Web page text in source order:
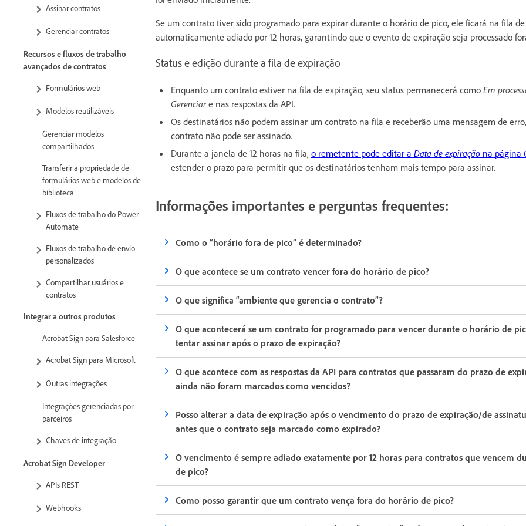
Assinar contratos
Gerenciar contratos
Recursos e fluxos de trabalho
avançados de contratos
Formulários web
Modelos reutilizáveis
Gerenciar modelos
compartilhados
Transferir a propriedade de
formulários web e modelos de
biblioteca
Fluxos de trabalho do Power
Automate
Fluxos de trabalho de envio
personalizados
Compartilhar usuários e
contratos
Integrar a outros produtos
Acrobat Sign para Salesforce
Acrobat Sign para Microsoft
Outras integrações
Integrações gerenciadas por
parceiros
Chaves de integração
Acrobat Sign Developer
APIs REST
Webhooks
Se um contrato tiver sido programado para expirar durante o horário de pico, ele ficará na fila
automaticamente adiado por 12 horas, garantindo que o evento de expiração seja processado
Status e edição durante a fila de expiração
Enquanto um contrato estiver na fila de expiração, seu status permanecerá como Em
Gerenciare nas respostas da API.
Os destinatários não podem assinar um contrato na fila e receberão uma mensagem de
contrato não pode ser assinado.
Durante a janela de 12 horas na fila, o remetente pode editar a Data de expiração na página
estender o prazo para permitir que os destinatários tenham mais tempo para assinar.
Informações importantes e perguntas frequentes:
Como o “horário fora de pico” é determinado?
O que acontece se um contrato vencer fora do horário de pico?
O que significa “ambiente que gerencia o contrato”?
O que acontecerá se um contrato for programado para vencer durante o horário de
tentar assinar após o prazo de expiração?
O que acontece com as respostas da API para contratos que passaram do prazo de
ainda não foram marcados como vencidos?
Posso alterar a data de expiração após o vencimento do prazo de expiração/de
antes que o contrato seja marcado como expirado?
O vencimento é sempre adiado exatamente por 12 horas para contratos que vencem
de pico?
Como posso garantir que um contrato vença fora do horário de pico?